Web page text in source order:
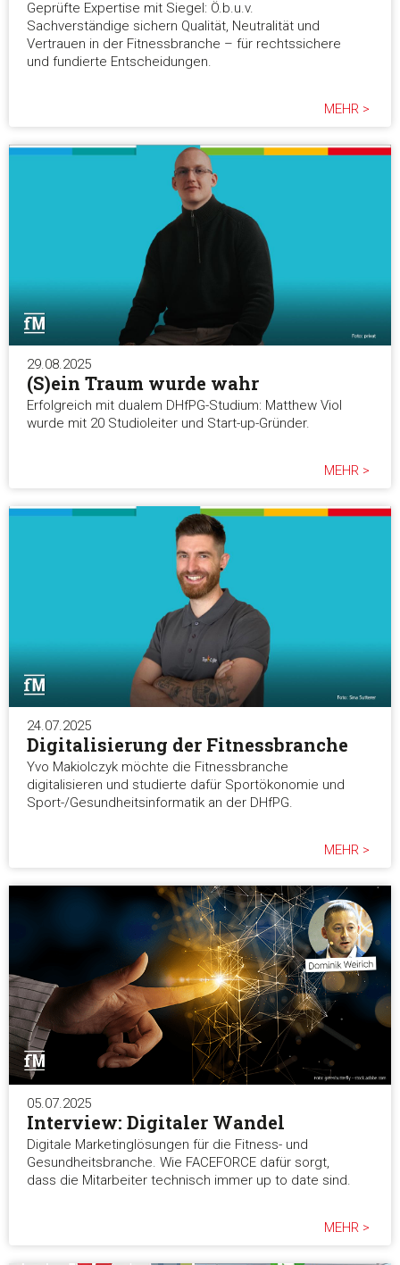
Geprüfte Expertise mit Siegel: Ö.b.u.v.
Sachverständige sichern Qualität, Neutralität und
Vertrauen in der Fitnessbranche – für rechtssichere
und fundierte Entscheidungen.
MEHR >
29.08.2025
(S)ein Traum wurde wahr
Erfolgreich mit dualem DHfPG-Studium: Matthew Viol
wurde mit 20 Studioleiter und Start-up-Gründer.
MEHR >
24.07.2025
Digitalisierung der Fitnessbranche
Yvo Makiolczyk möchte die Fitnessbranche
digitalisieren und studierte dafür Sportökonomie und
Sport-/Gesundheitsinformatik an der DHfPG.
MEHR >
05.07.2025
Interview: Digitaler Wandel
Digitale Marketinglösungen für die Fitness- und
Gesundheitsbranche. Wie FACEFORCE dafür sorgt,
dass die Mitarbeiter technisch immer up to date sind.
MEHR >